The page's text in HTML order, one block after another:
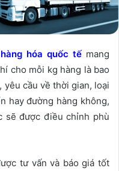
hóa quốc tếmang
cho mỗi kg hàng là bao
yêu cầu về thời gian, loại
hay đường hàng không,
sẽ được điều chỉnh phù
tư vấn và báo giá tốt